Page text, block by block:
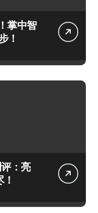
掌中智
！
：亮